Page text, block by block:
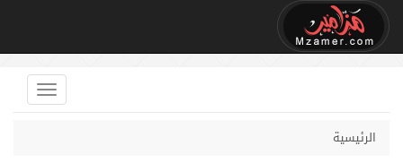
الرئيسية